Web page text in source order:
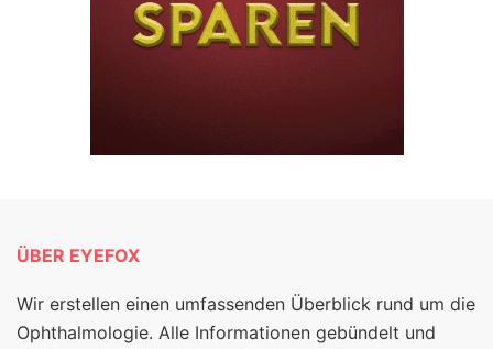
ÜBER EYEFOX
Wir erstellen einen umfassenden Überblick rund um die
Ophthalmologie. Alle Informationen gebündelt und